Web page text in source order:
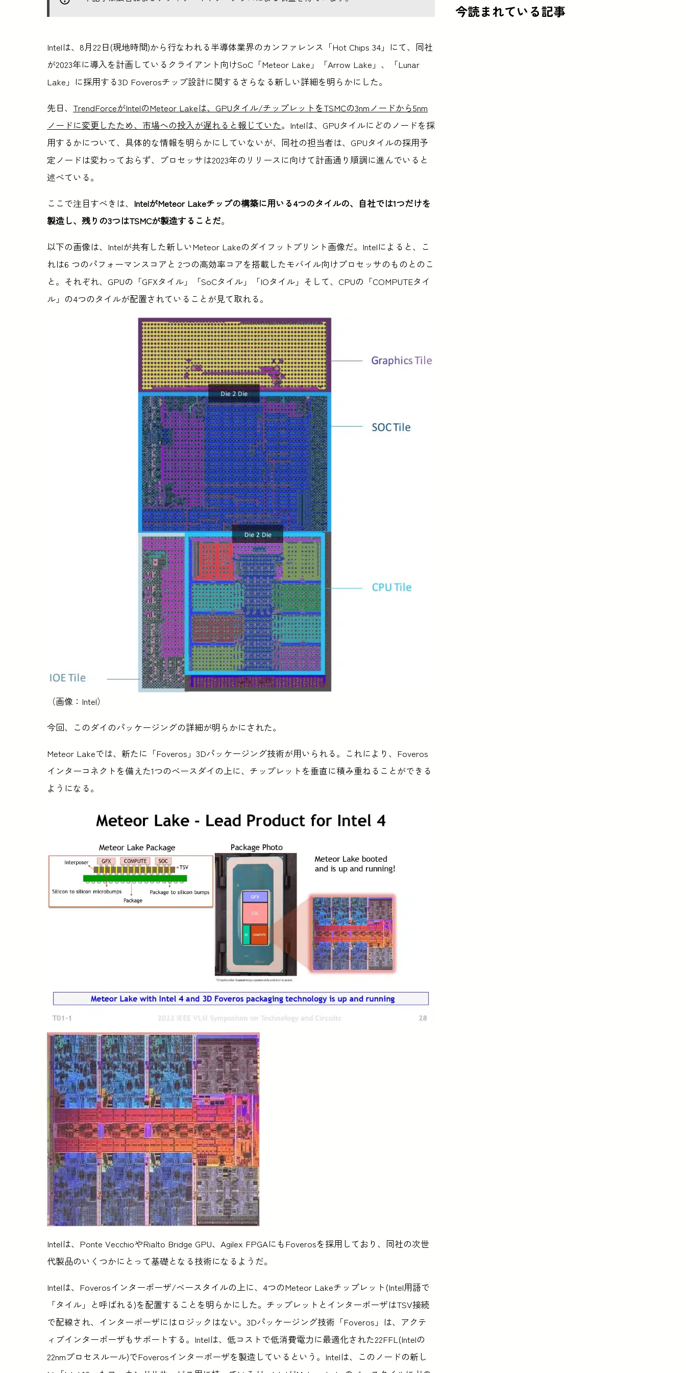
Intelは、8月22日(現地時間)から行なわれる半導体業界のカンファレンス「Hot Chips 34」にて、同社
が2023年に導入を計画しているクライアント向けSoC「Meteor Lake」「Arrow Lake」、「Lunar
Lake」に採用する3D Foverosチップ設計に関するさらなる新しい詳細を明らかにした。
先日、 TrendForceがIntelのMeteor Lakeは、GPUタイル/チップレットをTSMCの3nmノードから5nm
ノードに変更したため、市場への投入が遅れると報じていた。Intelは、GPUタイルにどのノードを採
用するかについて、具体的な情報を明らかにしていないが、同社の担当者は、GPUタイルの採用予
定ノードは変わっておらず、プロセッサは2023年のリリースに向けて計画通り順調に進んでいると
述べている。
ここで注目すべきは、 IntelがMeteor Lakeチップの構築に用いる4つのタイルの、自社では1つだけを
製造し、残りの3つはTSMCが製造することだ。
以下の画像は、Intelが共有した新しいMeteor Lakeのダイフットプリント画像だ。Intelによると、こ
れは6 つのパフォーマンスコアと 2つの高効率コアを搭載したモバイル向けプロセッサのものとのこ
と。それぞれ、GPUの「GFXタイル」「SoCタイル」「IOタイル」そして、CPUの「COMPUTEタイ
ル」の4つのタイルが配置されていることが見て取れる。
（画像：Intel）
今回、このダイのパッケージングの詳細が明らかにされた。
Meteor Lakeでは、新たに「Foveros」3Dパッケージング技術が用いられる。これにより、Foveros
インターコネクトを備えた1つのベースダイの上に、チップレットを垂直に積み重ねることができる
ようになる。
Intelは、Ponte VecchioやRialto Bridge GPU、Agilex FPGAにもFoverosを採用しており、同社の次世
代製品のいくつかにとって基礎となる技術になるようだ。
Intelは、Foverosインターポーザ/ベースタイルの上に、4つのMeteor Lakeチップレット(Intel用語で
「タイル」と呼ばれる)を配置することを明らかにした。チップレットとインターポーザはTSV接続
で配線され、インターポーザにはロジックはない。3Dパッケージング技術「Foveros」は、アクテ
ィブインターポーザもサポートする。Intelは、低コストで低消費電力に最適化された22FFL(Intelの
22nmプロセスルール)でFoverosインターポーザを製造しているという。Intelは、このノードの新し
今読まれている記事